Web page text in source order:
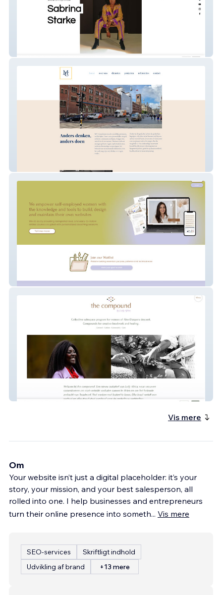
Sabrina Starke Music
Websites With Sophie
Vis mere
Om
Your website isn’t just a digital placeholder: it’s your
story, your mission, and your best salesperson, all
rolled into one. I help businesses and entrepreneurs
turn their online presence into someth... Vis mere
SEO-services
Skriftligt indhold
Udvikling af brand
+13 mere